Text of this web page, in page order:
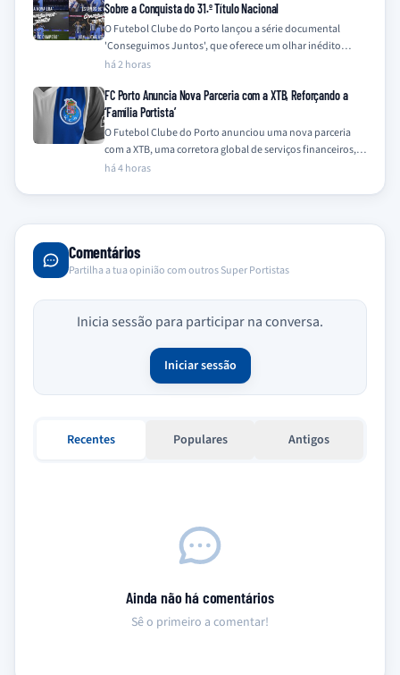
Sobre a Conquista do 31.º Título Nacional
O Futebol Clube do Porto lançou a série documental
'Conseguimos Juntos', que oferece um olhar inédito
sobre a campanha vitoriosa da temporada…
há 2 horas
FC Porto Anuncia Nova Parceria com a XTB, Reforçando a
‘Família Portista’
O Futebol Clube do Porto anunciou uma nova parceria
com a XTB, uma corretora global de serviços financeiros,
integrando a empresa na…
há 4 horas
Comentários
Partilha a tua opinião com outros Super Portistas
Inicia sessão para participar na conversa.
Iniciar sessão
Recentes Populares Antigos
Ainda não há comentários
Sê o primeiro a comentar!